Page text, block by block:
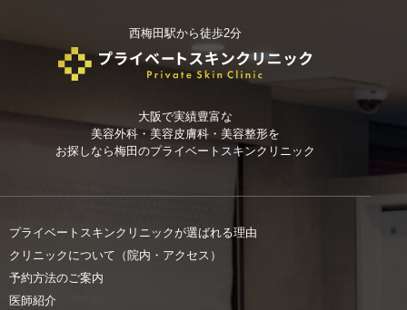
西梅田駅から徒歩2分
大阪で実績豊富な
美容外科・美容皮膚科・美容整形を
お探しなら梅田のプライベートスキンクリニック
プライベートスキンクリニックが選ばれる理由
クリニックについて（院内・アクセス）
予約方法のご案内
医師紹介